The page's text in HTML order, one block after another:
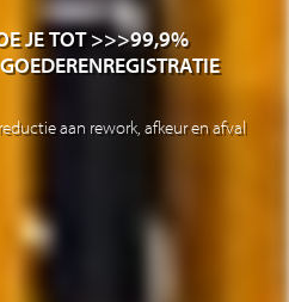
JE TOT >>>99,9%
aan rework, afkeur en afval